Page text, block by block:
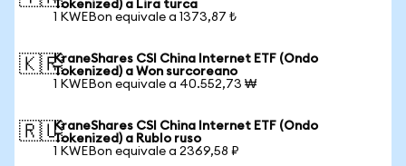
Tokenized) a Lira turca
1 KWEBon equivale a 1373,87 ₺
🇰🇷KraneShares CSI China Internet ETF (Ondo
Tokenized) a Won surcoreano
1 KWEBon equivale a 40.552,73 ₩
🇷🇺KraneShares CSI China Internet ETF (Ondo
Tokenized) a Rublo ruso
1 KWEBon equivale a 2369,58 ₽